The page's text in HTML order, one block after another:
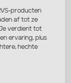
producten
af tot ze
verdient tot
ervaring, plus
hechte